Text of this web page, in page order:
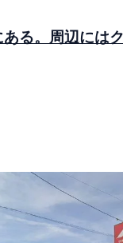
る。周辺には